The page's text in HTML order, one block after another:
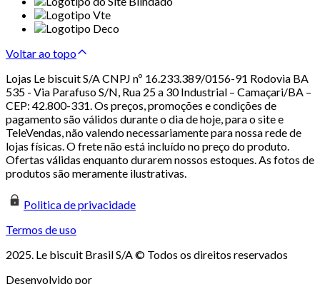
Voltar ao topo
Lojas Le biscuit S/A CNPJ nº 16.233.389/0156-91 Rodovia BA
535 - Via Parafuso S/N, Rua 25 a 30 Industrial – Camaçari/BA –
CEP: 42.800-331. Os preços, promoções e condições de
pagamento são válidos durante o dia de hoje, para o site e
TeleVendas, não valendo necessariamente para nossa rede de
lojas físicas. O frete não está incluído no preço do produto.
Ofertas válidas enquanto durarem nossos estoques. As fotos de
produtos são meramente ilustrativas.
Politica de privacidade
Termos de uso
2025. Le biscuit Brasil S/A © Todos os direitos reservados
Desenvolvido por